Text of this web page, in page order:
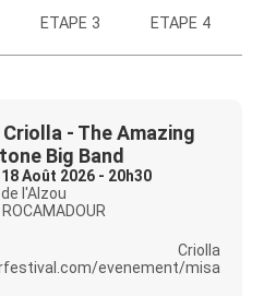
ETAPE 3 ETAPE 4
- The Amazing
Big Band
Août 2026 - 20h30
l'Alzou
evenement/misa-